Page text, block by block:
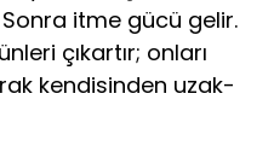
itme gücü gelir.
çıkartır; onları
kendisinden uzak­